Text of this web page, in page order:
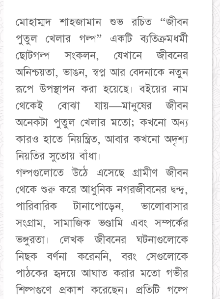
মোহাম্মদ শাহজামান শুভ রচিত “জীবন
পুতুল খেলার গল্প” একটি ব্যতিক্রমধর্মী
ছোটগল্প সংকলন, যেখানে জীবনের
অনিশ্চয়তা, ভাঙন, স্বপ্ন আর বেদনাকে নতুন
রূপে উপস্থাপন করা হয়েছে। বইয়ের নাম
থেকেই বোঝা যায়—মানুষের জীবন
অনেকটা পুতুল খেলার মতো; কখনো অন্য
কারও হাতে নিয়ন্ত্রিত, আবার কখনো অদৃশ্য
নিয়তির সুতোয় বাঁধা।
গল্পগুলোতে উঠে এসেছে গ্রামীণ জীবন
থেকে শুরু করে আধুনিক নগরজীবনের দ্বন্দ্ব,
পারিবারিক টানাপোড়েন, ভালোবাসার
সংগ্রাম, সামাজিক ভণ্ডামি এবং সম্পর্কের
ভঙ্গুরতা। লেখক জীবনের ঘটনাগুলোকে
নিছক বর্ণনা করেননি, বরং সেগুলোকে
পাঠকের হৃদয়ে আঘাত করার মতো গভীর
শিল্পগুণে প্রকাশ করেছেন। প্রতিটি গল্পে